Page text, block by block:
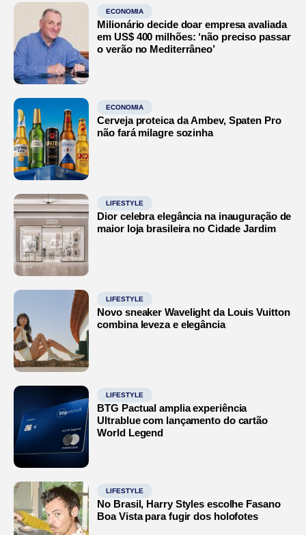
ECONOMIA
Milionário decide doar empresa avaliada
em US$ 400 milhões: ‘não preciso passar
o verão no Mediterrâneo’
ECONOMIA
Cerveja proteica da Ambev, Spaten Pro
não fará milagre sozinha
LIFESTYLE
Dior celebra elegância na inauguração de
maior loja brasileira no Cidade Jardim
LIFESTYLE
Novo sneaker Wavelight da Louis Vuitton
combina leveza e elegância
LIFESTYLE
BTG Pactual amplia experiência
Ultrablue com lançamento do cartão
World Legend
LIFESTYLE
No Brasil, Harry Styles escolhe Fasano
Boa Vista para fugir dos holofotes